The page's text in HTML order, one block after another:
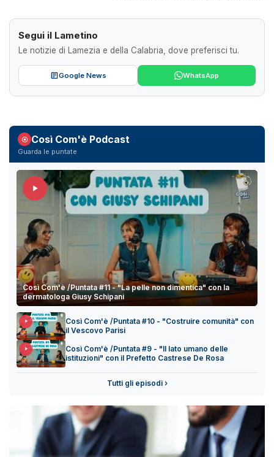
Segui il Lametino
Le notizie di Lamezia e della Calabria, dove preferisci tu.
Google News WhatsApp
Così Com'è Podcast
Guarda le puntate
Così Com'è /Puntata #11 - "La pelle non dimentica" con la
dermatologa Giusy Schipani
Così Com'è /Puntata #10 - "Costruire comunità" con
il Vescovo Parisi
Così Com'è /Puntata #9 - "Il lato umano delle
istituzioni" con il Prefetto Castrese De Rosa
Tutti gli episodi ›